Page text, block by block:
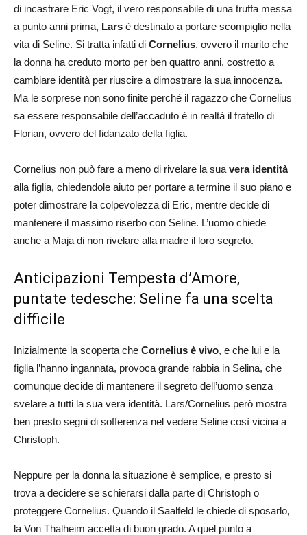
di incastrare Eric Vogt, il vero responsabile di una truffa messa
a punto anni prima, Lars è destinato a portare scompiglio nella
vita di Seline. Si tratta infatti di Cornelius, ovvero il marito che
la donna ha creduto morto per ben quattro anni, costretto a
cambiare identità per riuscire a dimostrare la sua innocenza.
Ma le sorprese non sono finite perché il ragazzo che Cornelius
sa essere responsabile dell’accaduto è in realtà il fratello di
Florian, ovvero del fidanzato della figlia.
Cornelius non può fare a meno di rivelare la sua vera identità
alla figlia, chiedendole aiuto per portare a termine il suo piano e
poter dimostrare la colpevolezza di Eric, mentre decide di
mantenere il massimo riserbo con Seline. L’uomo chiede
anche a Maja di non rivelare alla madre il loro segreto.
Anticipazioni Tempesta d’Amore,
puntate tedesche: Seline fa una scelta
difficile
Inizialmente la scoperta che Cornelius è vivo, e che lui e la
figlia l’hanno ingannata, provoca grande rabbia in Selina, che
comunque decide di mantenere il segreto dell’uomo senza
svelare a tutti la sua vera identità. Lars/Cornelius però mostra
ben presto segni di sofferenza nel vedere Seline così vicina a
Christoph.
Neppure per la donna la situazione è semplice, e presto si
trova a decidere se schierarsi dalla parte di Christoph o
proteggere Cornelius. Quando il Saalfeld le chiede di sposarlo,
la Von Thalheim accetta di buon grado. A quel punto a